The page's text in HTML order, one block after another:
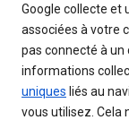
Google collecte et
associées à votre
pas connecté à un
informations
uniques liés au
vous utilisez. Cela